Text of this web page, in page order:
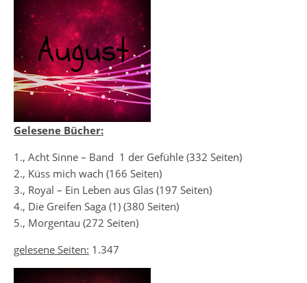
Gelesene Bücher:
1., Acht Sinne – Band 1 der Gefühle (332 Seiten)
2., Küss mich wach (166 Seiten)
3., Royal – Ein Leben aus Glas (197 Seiten)
4., Die Greifen Saga (1) (380 Seiten)
5., Morgentau (272 Seiten)
gelesene Seiten: 1.347